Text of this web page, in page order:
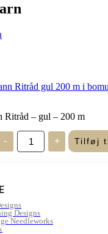
Ritråd – gul – 200 m
-
Gütermann
Ritråd
-
antal
+ Tilføj
Designs
Needleworks